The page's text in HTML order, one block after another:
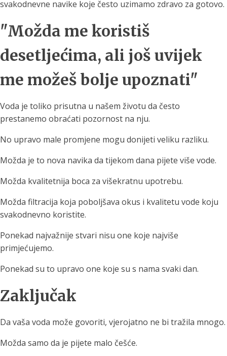
svakodnevne navike koje često uzimamo zdravo za gotovo.
"Možda me koristiš
desetljećima, ali još uvijek
me možeš bolje upoznati"
Voda je toliko prisutna u našem životu da često
prestanemo obraćati pozornost na nju.
No upravo male promjene mogu donijeti veliku razliku.
Možda je to nova navika da tijekom dana pijete više vode.
Možda kvalitetnija boca za višekratnu upotrebu.
Možda filtracija koja poboljšava okus i kvalitetu vode koju
svakodnevno koristite.
Ponekad najvažnije stvari nisu one koje najviše
primjećujemo.
Ponekad su to upravo one koje su s nama svaki dan.
Zaključak
Da vaša voda može govoriti, vjerojatno ne bi tražila mnogo.
Možda samo da je pijete malo češće.